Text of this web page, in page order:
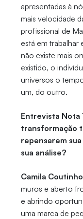
apresentadas à
mais velocidade
profissional de
está em trabalhar
não existe mais
existido, o
universos o
um, do outro.
Entrevista Nota
transformação
repensarem
sua análise?
Camila
muros e aberto
e abrindo
uma marca de